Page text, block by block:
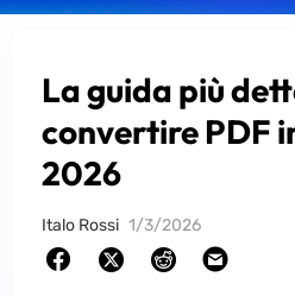
La guida più
convertire PDF
2026
Italo Rossi 1/3/2026